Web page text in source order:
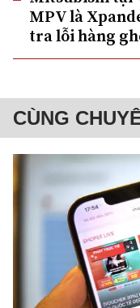
MPV là
tra lỗi hàng
CÙNG